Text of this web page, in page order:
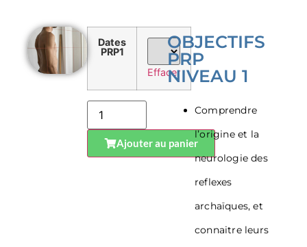
Dates
PRP1
Effacer
Ajouter au panier
OBJECTIFS
PRP
NIVEAU 1
Comprendre
l’origine et la
neurologie des
reflexes
archaïques, et
connaitre leurs